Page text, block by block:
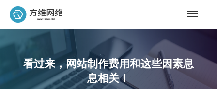
看过来，网站制作费用和这些因素息
息相关！